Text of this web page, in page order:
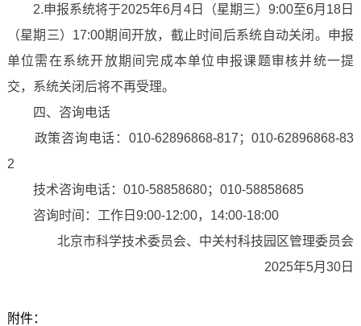
2.申报系统将于2025年6月4日（星期三）9:00至6月18日
（星期三）17:00期间开放，截止时间后系统自动关闭。申报
单位需在系统开放期间完成本单位申报课题审核并统一提
交，系统关闭后将不再受理。
四、咨询电话
政策咨询电话：010-62896868-817；010-62896868-83
2
技术咨询电话：010-58858680；010-58858685
咨询时间：工作日9:00-12:00，14:00-18:00
北京市科学技术委员会、中关村科技园区管理委员会
2025年5月30日
附件：